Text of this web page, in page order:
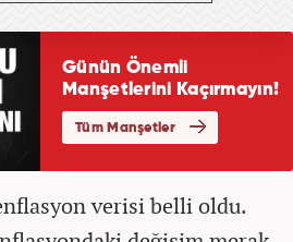
verisi belli oldu.